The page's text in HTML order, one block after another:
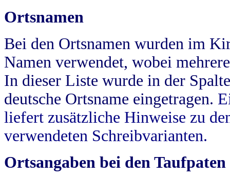
Ortsnamen
Bei den Ortsnamen wurden im
Namen verwendet, wobei
In dieser Liste wurde in der
deutsche Ortsname eingetragen.
liefert zusätzliche Hinweise zu
verwendeten Schreibvarianten.
Ortsangaben bei den Taufpaten